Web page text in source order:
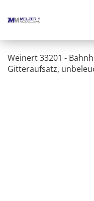
Weinert 33201 -
Gitteraufsatz,